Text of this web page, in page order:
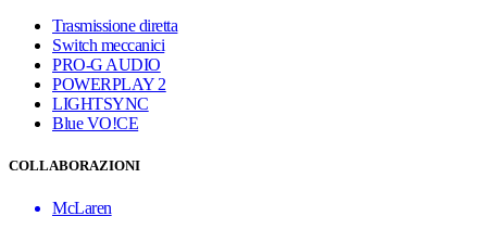
Trasmissione diretta
Switch meccanici
PRO-G AUDIO
POWERPLAY 2
LIGHTSYNC
Blue VO!CE
COLLABORAZIONI
McLaren